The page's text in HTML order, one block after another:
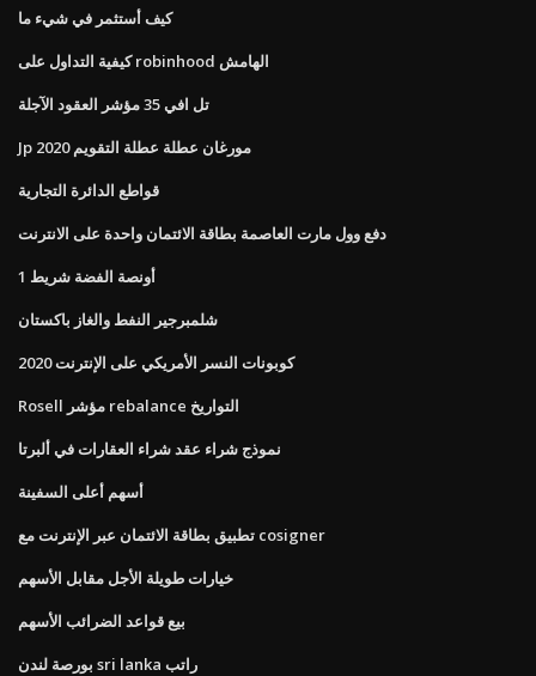
كيف أستثمر في شيء ما
كيفية التداول على robinhood الهامش
تل افي 35 مؤشر العقود الآجلة
Jp مورغان عطلة عطلة التقويم 2020
قواطع الدائرة التجارية
دفع وول مارت العاصمة بطاقة الائتمان واحدة على الانترنت
1 أونصة الفضة شريط
شلمبرجير النفط والغاز باكستان
كوبونات النسر الأمريكي على الإنترنت 2020
Rosell مؤشر rebalance التواريخ
نموذج شراء عقد شراء العقارات في ألبرتا
أسهم أعلى السفينة
تطبيق بطاقة الائتمان عبر الإنترنت مع cosigner
خيارات طويلة الأجل مقابل الأسهم
بيع قواعد الضرائب الأسهم
بورصة لندن sri lanka راتب